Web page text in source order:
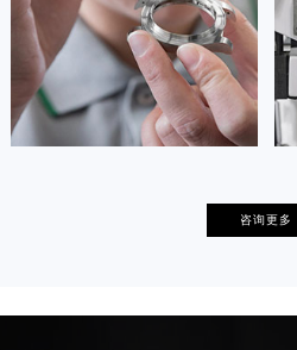
 天津昆仑维修
咨询更多